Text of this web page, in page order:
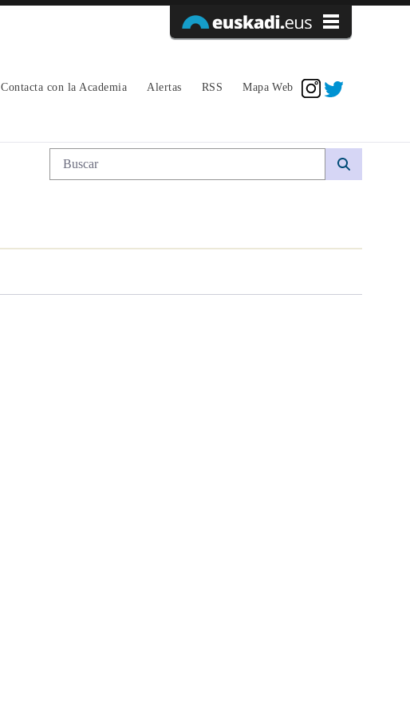
Contacta con la Academia Alertas RSS Mapa Web
Búsqueda web